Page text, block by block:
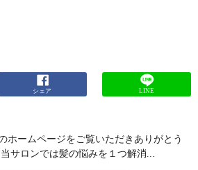
シェア LINE
ホームページをご覧いただきありがとう
サロンでは髪の悩みを１つ解消...